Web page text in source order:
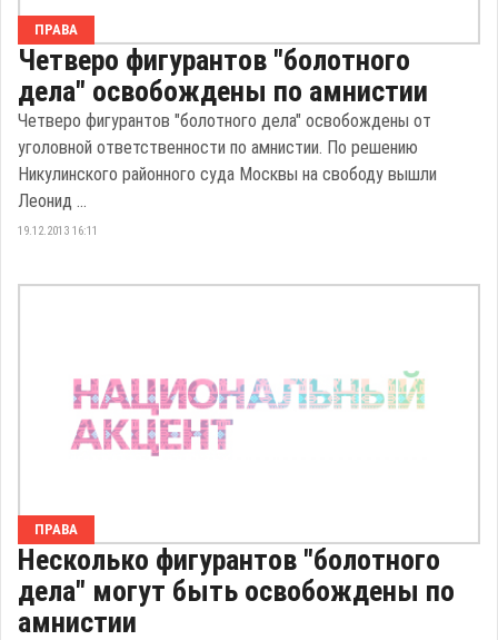
ПРАВА
Четверо фигурантов "болотного
дела" освобождены по амнистии
Четверо фигурантов "болотного дела" освобождены от
уголовной ответственности по амнистии. По решению
Никулинского районного суда Москвы на свободу вышли
Леонид ...
19.12.2013 16:11
ПРАВА
Несколько фигурантов "болотного
дела" могут быть освобождены по
амнистии